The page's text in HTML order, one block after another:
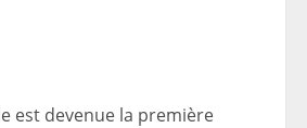
est devenue la première